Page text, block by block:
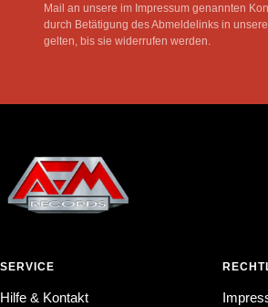
Mail an unsere im Impressum genannten
durch Betätigung des Abmeldelinks in
gelten, bis sie widerrufen werden.
SERVICE
Hilfe & Kontakt